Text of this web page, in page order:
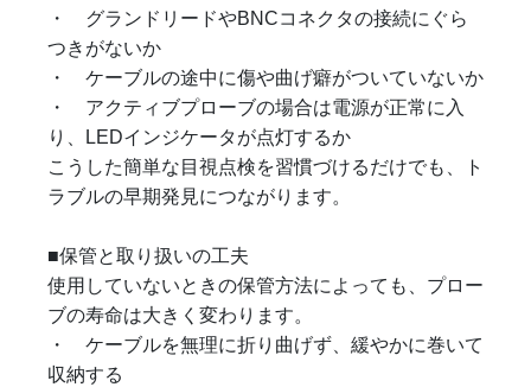
・ グランドリードやBNCコネクタの接続にぐら
つきがないか
・ ケーブルの途中に傷や曲げ癖がついていないか
・ アクティブプローブの場合は電源が正常に入
り、LEDインジケータが点灯するか
こうした簡単な目視点検を習慣づけるだけでも、ト
ラブルの早期発見につながります。
■保管と取り扱いの工夫
使用していないときの保管方法によっても、プロー
ブの寿命は大きく変わります。
・ ケーブルを無理に折り曲げず、緩やかに巻いて
収納する